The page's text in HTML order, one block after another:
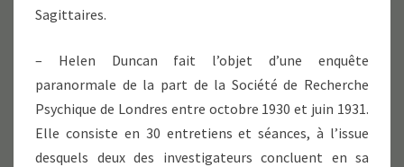
Sagittaires.
– Helen Duncan fait l’objet d’une enquête
paranormale de la part de la Société de Recherche
Psychique de Londres entre octobre 1930 et juin 1931.
Elle consiste en 30 entretiens et séances, à l’issue
desquels deux des investigateurs concluent en sa